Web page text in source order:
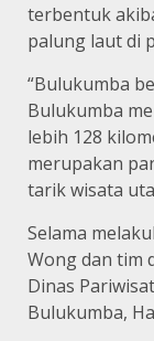
terbentuk
palung laut di
“Bulukumba
Bulukumba
lebih 128
merupakan
tarik wisata
Selama
Wong dan tim
Dinas
Bulukumba,